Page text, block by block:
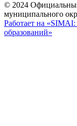
© 2024
муниципального
Работает на
образований»